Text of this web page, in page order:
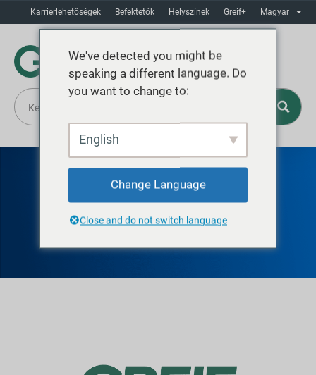
Karrierlehetőségek Befektetők Helyszínek Greif+ Magyar
GREIF VOLGOGRAD
ACÉLDOBOK
We've detected you might be
speaking a different language. Do
you want to change to:
English
Change Language
Close and do not switch language